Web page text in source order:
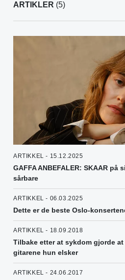
ARTIKLER (5)
ARTIKKEL - 15.12.2025
GAFFA ANBEFALER: SKAAR
sårbare
ARTIKKEL - 06.03.2025
Dette er de beste Oslo-
ARTIKKEL - 18.09.2018
Tilbake etter at sykdom gjorde
gitarene hun elsker
ARTIKKEL - 24.06.2017